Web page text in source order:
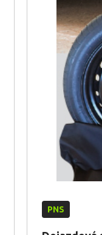
PNS